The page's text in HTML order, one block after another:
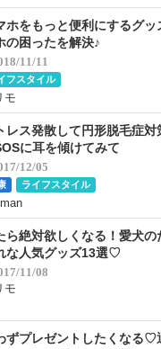
ホをもっと便利にするグッ
の困ったを解決♪
11/11
フスタイル
モ
レス発散して円形脱毛症対
に耳を傾けてみて
12/05
ライフスタイル
ら絶対欲しくなる！愛犬の
な人気グッズ13選♡
11/08
モ
ずプレゼントしたくなる♡